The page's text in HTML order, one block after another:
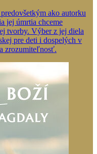
ako autorku
jej úmrtia chceme
tvorby. Výber z jej diela
pre deti i dospelých v
zrozumiteľnosť.